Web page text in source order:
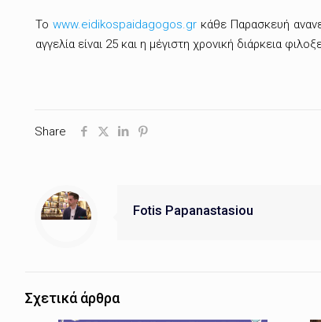
Το www.eidikospaidagogos.grκάθε Παρασκευή
αγγελία είναι 25 και η μέγιστη χρονική διάρκεια
Share
Fotis Papanastasiou
Σχετικά άρθρα